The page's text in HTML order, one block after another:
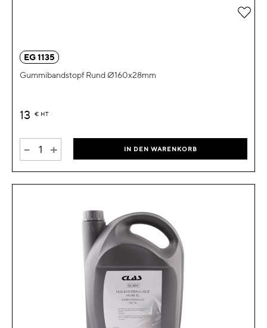
EG 1135
Gummibandstopf Rund Ø160x28mm
13 € HT
- + IN DEN WARENKORB
Zur